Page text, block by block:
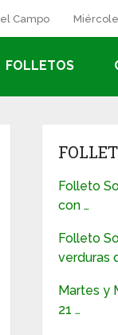
Campo
FOLLETOS
Folleto
con …
Folleto
verduras
Martes y
21 …